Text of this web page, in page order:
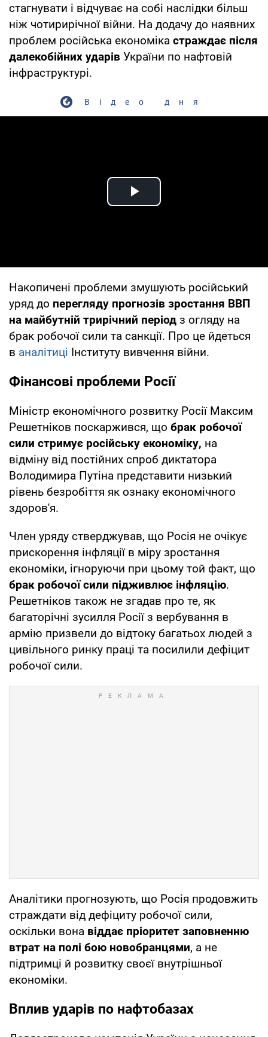
стагнувати і відчуває на собі наслідки більш
ніж чотирирічної війни. На додачу до наявних
проблем російська економіка страждає після
далекобійних ударів України по нафтовій
інфраструктурі.
Відео дня
Play Video
Накопичені проблеми змушують російський
уряд до перегляду прогнозів зростання ВВП
на майбутній трирічний період з огляду на
брак робочої сили та санкції. Про це йдеться
в аналітиці Інституту вивчення війни.
Фінансові проблеми Росії
Міністр економічного розвитку Росії Максим
Решетніков поскаржився, що брак робочої
сили стримує російську економіку, на
відміну від постійних спроб диктатора
Володимира Путіна представити низький
рівень безробіття як ознаку економічного
здоров'я.
Член уряду стверджував, що Росія не очікує
прискорення інфляції в міру зростання
економіки, ігноруючи при цьому той факт, що
брак робочої сили підживлює інфляцію.
Решетніков також не згадав про те, як
багаторічні зусилля Росії з вербування в
армію призвели до відтоку багатьох людей з
цивільного ринку праці та посилили дефіцит
робочої сили.
Аналітики прогнозують, що Росія продовжить
страждати від дефіциту робочої сили,
оскільки вона віддає пріоритет заповненню
втрат на полі бою новобранцями, а не
підтримці й розвитку своєї внутрішньої
економіки.
Вплив ударів по нафтобазах